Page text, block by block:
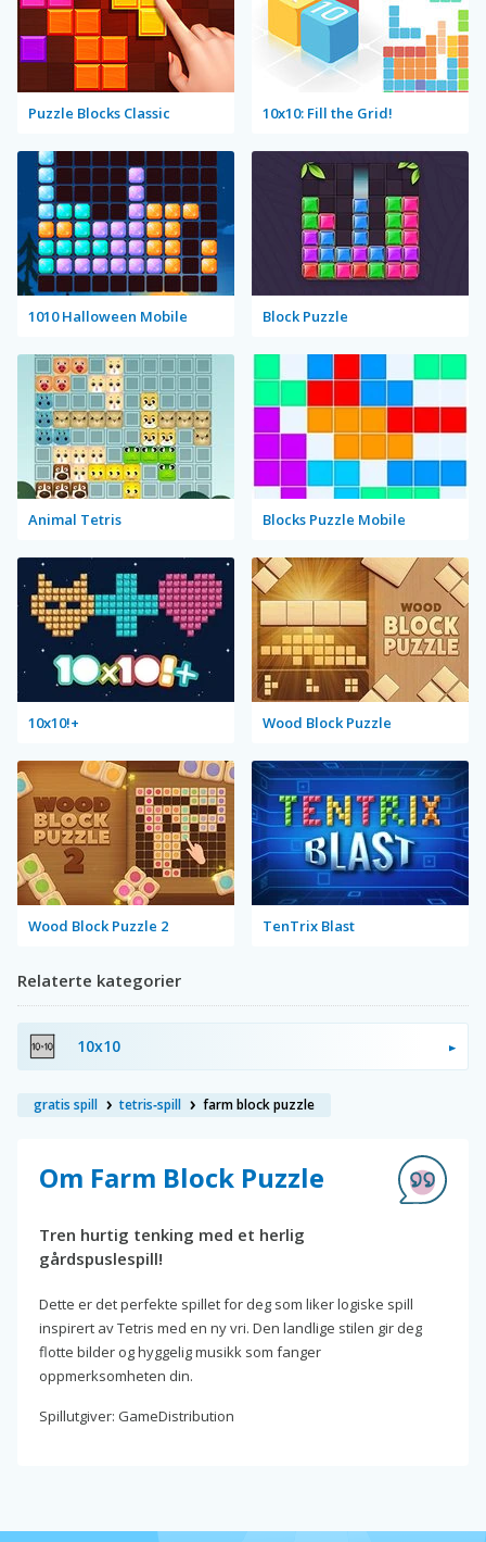
Puzzle Blocks Classic 10x10: Fill the Grid!
1010 Halloween Mobile Block Puzzle
Animal Tetris Blocks Puzzle Mobile
10x10!+ Wood Block Puzzle
Wood Block Puzzle 2 TenTrix Blast
Relaterte kategorier
10x10
gratis spill tetris‑spill farm block puzzle
Om Farm Block Puzzle
Tren hurtig tenking med et herlig
gårdspuslespill!
Dette er det perfekte spillet for deg som liker logiske spill
inspirert av Tetris med en ny vri. Den landlige stilen gir deg
flotte bilder og hyggelig musikk som fanger
oppmerksomheten din.
Spillutgiver: GameDistribution